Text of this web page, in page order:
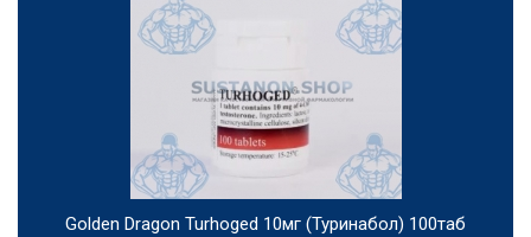
Golden Dragon Turhoged 10мг (Туринабол) 100таб